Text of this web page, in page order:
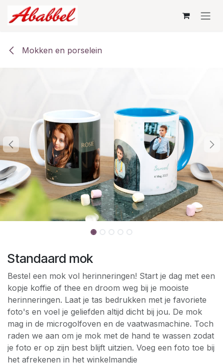
Overslaan naar inhoud
Mokken en porselein
Standaard mok
Bestel een mok vol herinneringen! Start je dag met een
kopje koffie of thee en droom weg bij je mooiste
herinneringen. Laat je tas bedrukken met je favoriete
foto's en voel je geliefden altijd dicht bij jou. De mok
mag in de microgolfoven en de vaatwasmachine. Toch
raden we aan om je mok met de hand te wassen zodat
je foto er op zijn best blijft uitzien. Voeg een foto toe bij
het afrekenen in het winkelmandje